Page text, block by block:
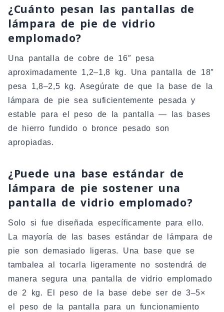
¿Cuánto pesan las pantallas de
lámpara de pie de vidrio
emplomado?
Una pantalla de cobre de 16″ pesa
aproximadamente 1,2–1,8 kg. Una pantalla de 18″
pesa 1,8–2,5 kg. Asegúrate de que la base de la
lámpara de pie sea suficientemente pesada y
estable para el peso de la pantalla — las bases
de hierro fundido o bronce pesado son
apropiadas.
¿Puede una base estándar de
lámpara de pie sostener una
pantalla de vidrio emplomado?
Solo si fue diseñada específicamente para ello.
La mayoría de las bases estándar de lámpara de
pie son demasiado ligeras. Una base que se
tambalea al tocarla ligeramente no sostendrá de
manera segura una pantalla de vidrio emplomado
de 2 kg. El peso de la base debe ser de 3–5×
el peso de la pantalla para un funcionamiento